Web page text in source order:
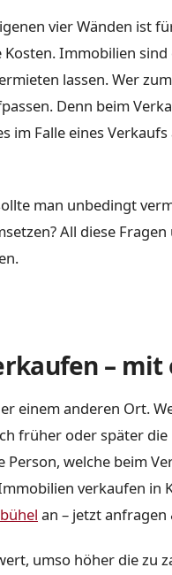
vier Wänden ist
Kosten. Immobilien
lassen. Wer
Denn beim
im Falle eines
man unbedingt
All diese
– mit
einem anderen Ort.
früher oder später
Person, welche beim
verkaufen in
an – jetzt
umso höher die zu